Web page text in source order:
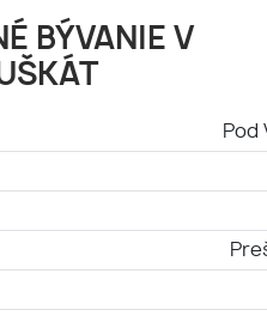
BÝVANIE V
Pod